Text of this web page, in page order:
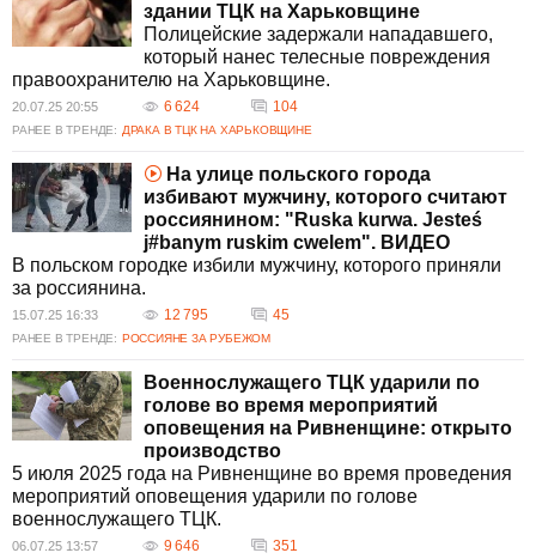
здании ТЦК на Харьковщине
Полицейские задержали нападавшего,
который нанес телесные повреждения
правоохранителю на Харьковщине.
20.07.25 20:55 6 624 104
РАНЕЕ В ТРЕНДЕ: ДРАКА В ТЦК НА ХАРЬКОВЩИНЕ
На улице польского города
избивают мужчину, которого считают
россиянином: "Ruska kurwa. Jesteś
j#banym ruskim cwelem". ВИДЕО
В польском городке избили мужчину, которого приняли
за россиянина.
15.07.25 16:33 12 795 45
РАНЕЕ В ТРЕНДЕ: РОССИЯНЕ ЗА РУБЕЖОМ
Военнослужащего ТЦК ударили по
голове во время мероприятий
оповещения на Ривненщине: открыто
производство
5 июля 2025 года на Ривненщине во время проведения
мероприятий оповещения ударили по голове
военнослужащего ТЦК.
06.07.25 13:57 9 646 351